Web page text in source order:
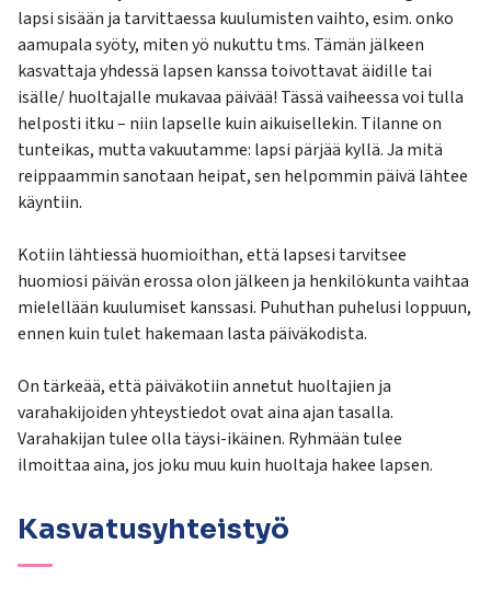
lapsi sisään ja tarvittaessa kuulumisten vaihto, esim. onko
aamupala syöty, miten yö nukuttu tms. Tämän jälkeen
kasvattaja yhdessä lapsen kanssa toivottavat äidille tai
isälle/ huoltajalle mukavaa päivää! Tässä vaiheessa voi tulla
helposti itku – niin lapselle kuin aikuisellekin. Tilanne on
tunteikas, mutta vakuutamme: lapsi pärjää kyllä. Ja mitä
reippaammin sanotaan heipat, sen helpommin päivä lähtee
käyntiin.
Kotiin lähtiessä huomioithan, että lapsesi tarvitsee
huomiosi päivän erossa olon jälkeen ja henkilökunta vaihtaa
mielellään kuulumiset kanssasi. Puhuthan puhelusi loppuun,
ennen kuin tulet hakemaan lasta päiväkodista.
On tärkeää, että päiväkotiin annetut huoltajien ja
varahakijoiden yhteystiedot ovat aina ajan tasalla.
Varahakijan tulee olla täysi-ikäinen. Ryhmään tulee
ilmoittaa aina, jos joku muu kuin huoltaja hakee lapsen.
Kasvatusyhteistyö